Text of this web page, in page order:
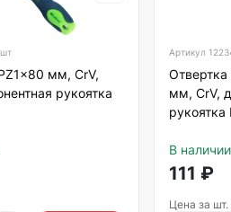
мм, CrV,
рукоятка
Артикул
мм, CrV,
рукоятка
В наличии
111 ₽
Цена за шт.